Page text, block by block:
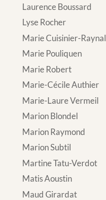
Laurence Boussard
Lyse Rocher
Marie Cuisinier-Raynal
Marie Pouliquen
Marie Robert
Marie-Cécile Authier
Marie-Laure Vermeil
Marion Blondel
Marion Raymond
Marion Subtil
Martine Tatu-Verdot
Matis Aoustin
Maud Girardat